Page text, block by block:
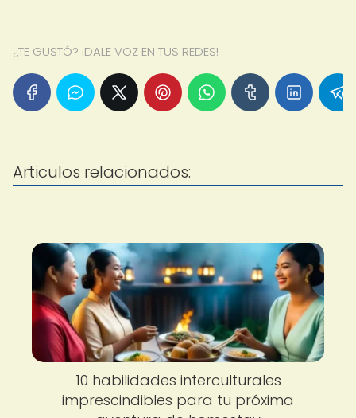
¿TE GUSTÓ? ¡DALE VOZ EN TUS REDES!
Articulos relacionados:
10 habilidades interculturales
imprescindibles para tu próxima